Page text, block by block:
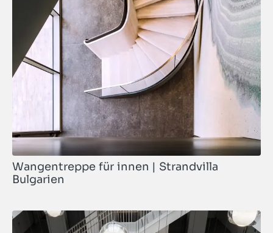
Wangentreppe für innen | Strandvilla
Bulgarien